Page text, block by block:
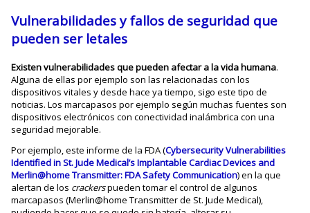
Vulnerabilidades y fallos de seguridad que
pueden ser letales
Existen vulnerabilidades que pueden afectar a la vida humana.
Alguna de ellas por ejemplo son las relacionadas con los
dispositivos vitales y desde hace ya tiempo, sigo este tipo de
noticias. Los marcapasos por ejemplo según muchas fuentes son
dispositivos electrónicos con conectividad inalámbrica con una
seguridad mejorable.
Por ejemplo, este informe de la FDA (Cybersecurity Vulnerabilities
Identified in St. Jude Medical’s Implantable Cardiac Devices and
Merlin@home Transmitter: FDA Safety Communication) en la que
alertan de los crackerspueden tomar el control de algunos
marcapasos (Merlin@home Transmitter de St. Jude Medical),